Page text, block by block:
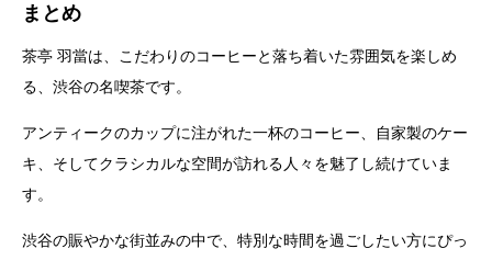
まとめ
茶亭 羽當は、こだわりのコーヒーと落ち着いた雰囲気を楽しめ
る、渋谷の名喫茶です。
アンティークのカップに注がれた一杯のコーヒー、自家製のケー
キ、そしてクラシカルな空間が訪れる人々を魅了し続けていま
す。
渋谷の賑やかな街並みの中で、特別な時間を過ごしたい方にぴっ